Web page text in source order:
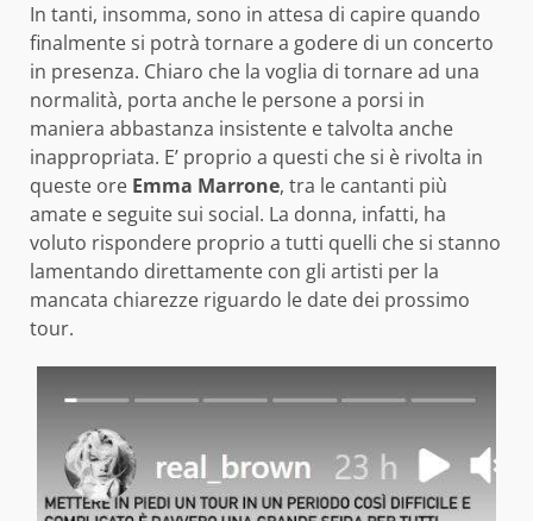
In tanti, insomma, sono in attesa di capire quando
finalmente si potrà tornare a godere di un concerto
in presenza. Chiaro che la voglia di tornare ad una
normalità, porta anche le persone a porsi in
maniera abbastanza insistente e talvolta anche
inappropriata. E’ proprio a questi che si è rivolta in
queste ore Emma Marrone, tra le cantanti più
amate e seguite sui social. La donna, infatti, ha
voluto rispondere proprio a tutti quelli che si stanno
lamentando direttamente con gli artisti per la
mancata chiarezze riguardo le date dei prossimo
tour.